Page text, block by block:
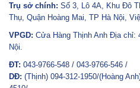
Trụ sở chính: Số 3, Lô 4A, Khu Đô
Thụ, Quận Hoàng Mai, TP Hà Nội,
VPGD: Cửa Hàng Thịnh Anh Địa chỉ:
Nội.
ĐT: 043-9766-548 / 043-9766-546 /
DĐ: (Thịnh) 094-312-1950/(Hoàng